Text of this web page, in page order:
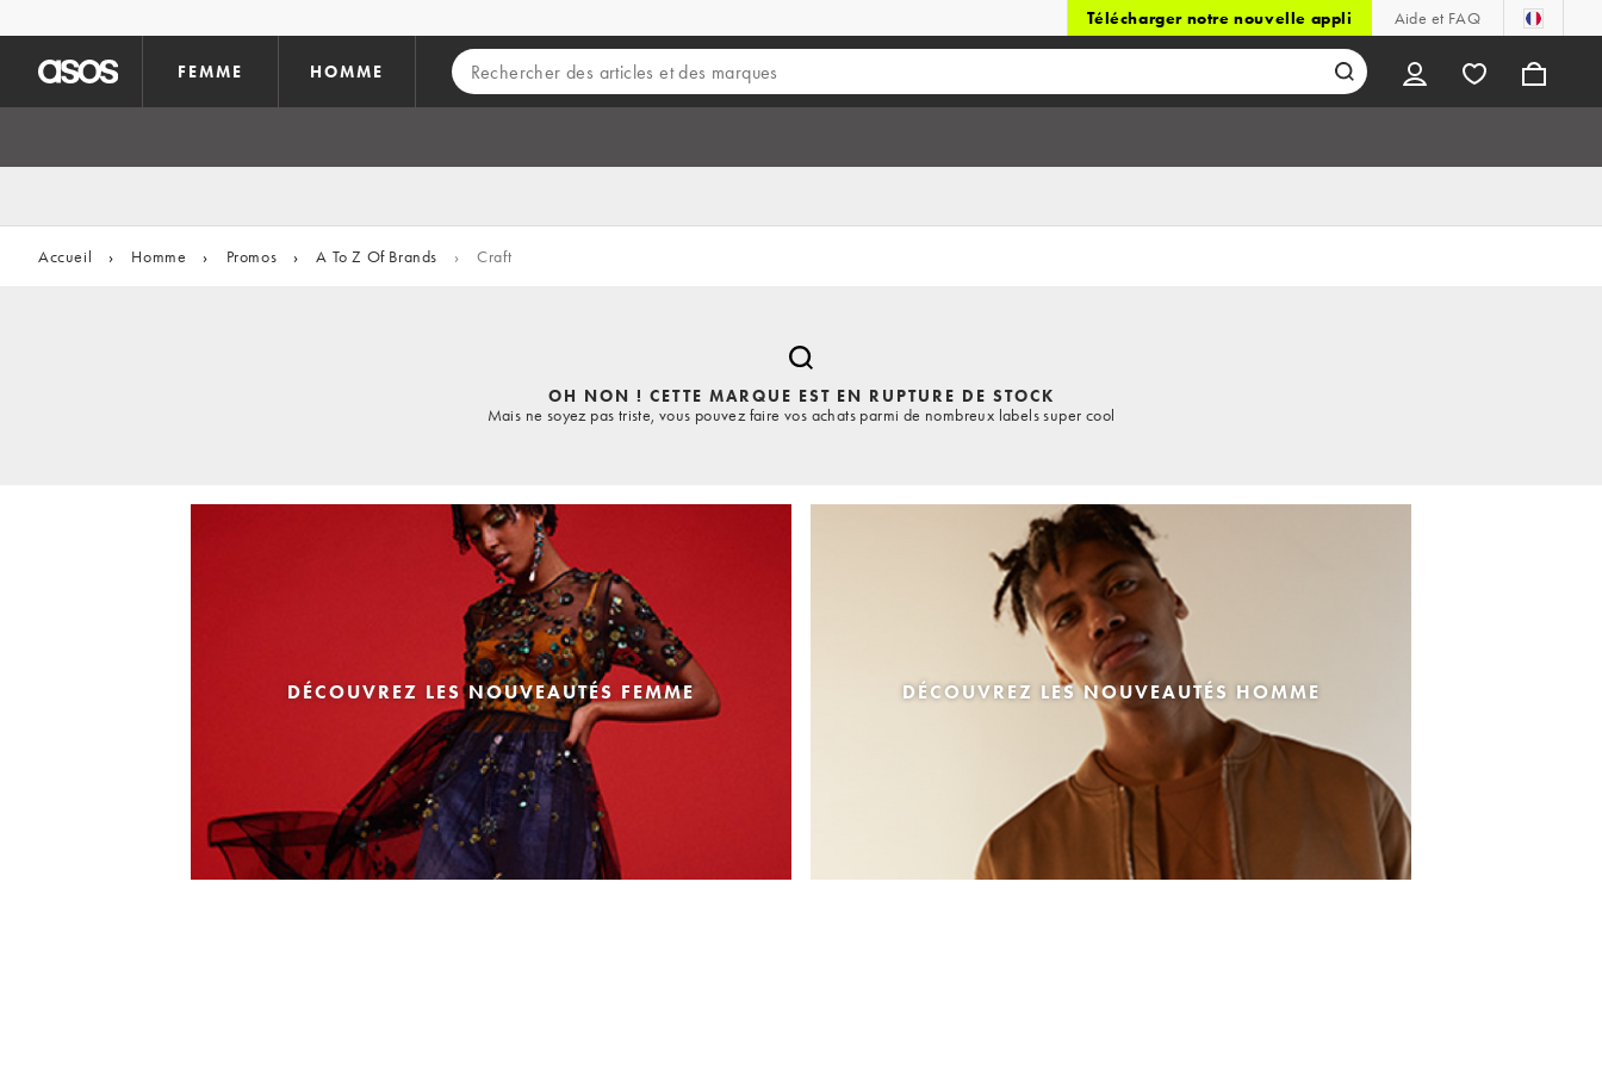
Télécharger notre nouvelle appli Aide et FAQ
FEMME HOMME
Accueil › Homme › Promos › A To Z Of Brands › Craft
OH NON ! CETTE MARQUE EST EN RUPTURE DE STOCK
Mais ne soyez pas triste, vous pouvez faire vos achats parmi de nombreux labels super cool
DÉCOUVREZ LES NOUVEAUTÉS FEMME DÉCOUVREZ LES NOUVEAUTÉS HOMME